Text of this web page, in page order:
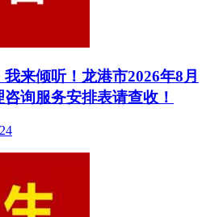
来倾听！龙港市2026年8月
询服务安排表请查收！